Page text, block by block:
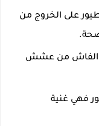
على الخروج من
الفاش من عشش
فهي غنية